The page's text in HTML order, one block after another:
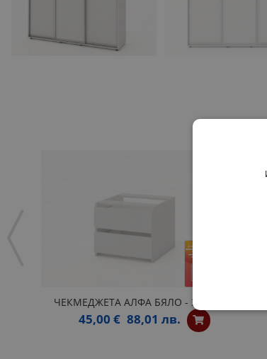
ЧЕКМЕДЖЕТА АЛФА БЯЛО - ЗА 60 СМ
45,00 € 88,01 лв.